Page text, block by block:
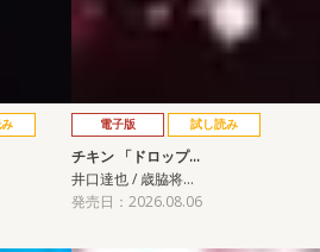
電子版 試し読み
チキン 「ドロップ…
井口達也 / 歳脇将…
発売日：2026.08.06